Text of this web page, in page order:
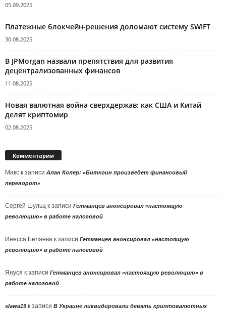
05.09.2025
Платежные блокчейн-решения доломают систему SWIFT
30.08.2025
В JPMorgan назвали препятствия для развития
децентрализованных финансов
11.08.2025
Новая валютная война сверхдержав: как США и Китай
делят криптомир
02.08.2025
Комментарии
Макс к записи Алан Колер: «Биткоин произведет финансовый
переворот»
Сергей Шульц к записи Гетманцев анонсировал «настоящую
революцию» в работе налоговой
Инесса Беляева к записи Гетманцев анонсировал «настоящую
революцию» в работе налоговой
Януся к записи Гетманцев анонсировал «настоящую революцию» в
работе налоговой
slawa19 к записи В Украине ликвидировали девять криптовалютных